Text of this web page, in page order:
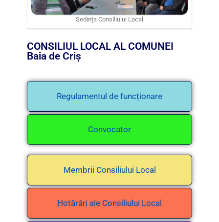
Sedința Consiliului Local
CONSILIUL LOCAL AL COMUNEI
Baia de Criș
Regulamentul de funcționare
Convocator
Membrii Consiliului Local
Hotărâri ale Consiliului Local